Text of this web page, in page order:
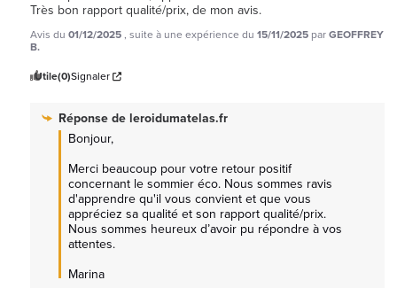
Très bon rapport qualité/prix, de mon avis.
Avis du 01/12/2025, suite à une expérience du 15/11/2025 parGEOFFREY
B.
Utile(0)Signaler
Réponse de leroidumatelas.fr
Bonjour,
Merci beaucoup pour votre retour positif
concernant le sommier éco. Nous sommes ravis
d'apprendre qu'il vous convient et que vous
appréciez sa qualité et son rapport qualité/prix.
Nous sommes heureux d’avoir pu répondre à vos
attentes.
Marina